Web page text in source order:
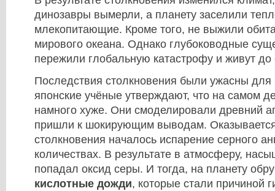
динозавры вымерли, а планету заселили
млекопитающие. Кроме того, не выжили
мирового океана. Однако глубоководные
пережили глобальную катастрофу и живут до
Последствия столкновения были ужасны
японские учёные утверждают, что на самом
намного хуже. Они смоделировали древний
пришли к шокирующим выводам.
столкновения началось испарение серного
количествах. В результате в атмосферу,
попадал оксид серы. И тогда, на планету
кислотные дожди, которые стали причиной